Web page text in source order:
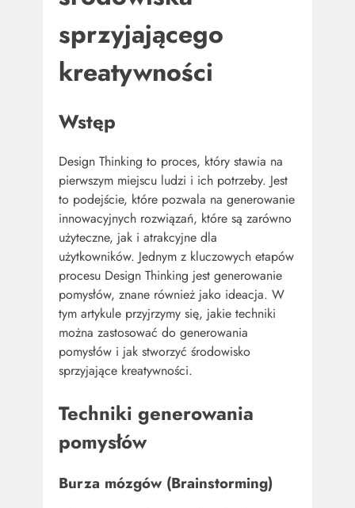
sprzyjającego
kreatywności
Wstęp
Design Thinking to proces, który stawia na
pierwszym miejscu ludzi i ich potrzeby. Jest
to podejście, które pozwala na generowanie
innowacyjnych rozwiązań, które są zarówno
użyteczne, jak i atrakcyjne dla
użytkowników. Jednym z kluczowych etapów
procesu Design Thinking jest generowanie
pomysłów, znane również jako ideacja. W
tym artykule przyjrzymy się, jakie techniki
można zastosować do generowania
pomysłów i jak stworzyć środowisko
sprzyjające kreatywności.
Techniki generowania
pomysłów
Burza mózgów (Brainstorming)